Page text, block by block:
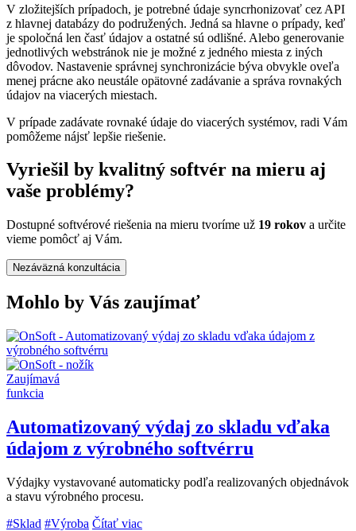
V zložitejších prípadoch, je potrebné údaje syncrhonizovať cez API
z hlavnej databázy do podružených. Jedná sa hlavne o prípady, keď
je spoločná len časť údajov a ostatné sú odlišné. Alebo generovanie
jednotlivých webstránok nie je možné z jedného miesta z iných
dôvodov. Nastavenie správnej synchronizácie býva obvykle oveľa
menej prácne ako neustále opätovné zadávanie a správa rovnakých
údajov na viacerých miestach.
V prípade zadávate rovnaké údaje do viacerých systémov, radi Vám
pomôžeme nájsť lepšie riešenie.
Vyriešil by kvalitný softvér na mieru aj
vaše problémy?
Dostupné softvérové riešenia na mieru tvoríme už 19 rokov a určite
vieme pomôcť aj Vám.
Nezáväzná konzultácia
Mohlo by Vás zaujímať
Zaujímavá
funkcia
Automatizovaný výdaj zo skladu vďaka
údajom z výrobného softvérru
Výdajky vystavované automaticky podľa realizovaných objednávok
a stavu výrobného procesu.
#Sklad #Výroba Čítať viac